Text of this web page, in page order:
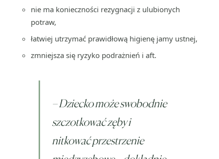
nie ma konieczności rezygnacji z ulubionych
potraw,
łatwiej utrzymać prawidłową higienę jamy ustnej,
zmniejsza się ryzyko podrażnień i aft.
–Dziecko może swobodnie
szczotkować zęby i
nitkować przestrzenie